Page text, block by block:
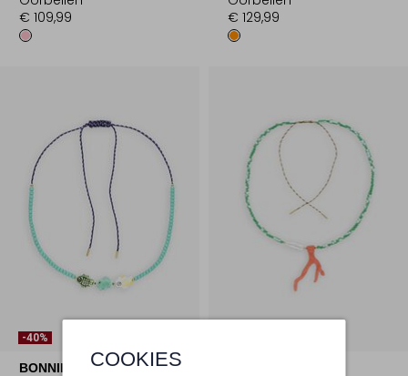
COOKIES
€ 109,99
€ 129,99
-40%
BONNIE STUDIOS